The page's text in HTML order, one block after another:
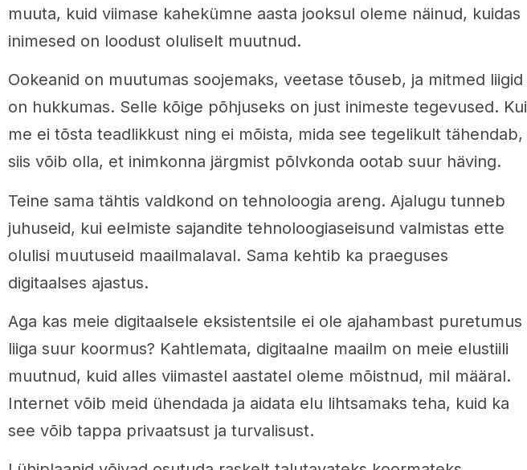
muuta, kuid viimase kahekümne aasta jooksul oleme näinud, kuidas
inimesed on loodust oluliselt muutnud.
Ookeanid on muutumas soojemaks, veetase tõuseb, ja mitmed liigid
on hukkumas. Selle kõige põhjuseks on just inimeste tegevused. Kui
me ei tõsta teadlikkust ning ei mõista, mida see tegelikult tähendab,
siis võib olla, et inimkonna järgmist põlvkonda ootab suur häving.
Teine sama tähtis valdkond on tehnoloogia areng. Ajalugu tunneb
juhuseid, kui eelmiste sajandite tehnoloogiaseisund valmistas ette
olulisi muutuseid maailmalaval. Sama kehtib ka praeguses
digitaalses ajastus.
Aga kas meie digitaalsele eksistentsile ei ole ajahambast puretumus
liiga suur koormus? Kahtlemata, digitaalne maailm on meie elustiili
muutnud, kuid alles viimastel aastatel oleme mõistnud, mil määral.
Internet võib meid ühendada ja aidata elu lihtsamaks teha, kuid ka
see võib tappa privaatsust ja turvalisust.